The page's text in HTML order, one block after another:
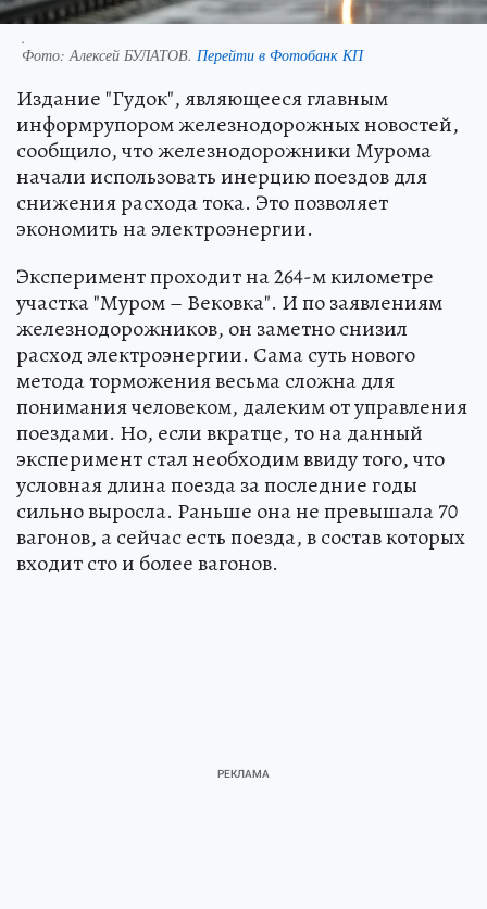
.
Фото:Алексей БУЛАТОВ. Перейти в Фотобанк КП
Издание "Гудок", являющееся главным
информрупором железнодорожных новостей,
сообщило, что железнодорожники Мурома
начали использовать инерцию поездов для
снижения расхода тока. Это позволяет
экономить на электроэнергии.
Эксперимент проходит на 264-м километре
участка "Муром – Вековка". И по заявлениям
железнодорожников, он заметно снизил
расход электроэнергии. Сама суть нового
метода торможения весьма сложна для
понимания человеком, далеким от управления
поездами. Но, если вкратце, то на данный
эксперимент стал необходим ввиду того, что
условная длина поезда за последние годы
сильно выросла. Раньше она не превышала 70
вагонов, а сейчас есть поезда, в состав которых
входит сто и более вагонов.